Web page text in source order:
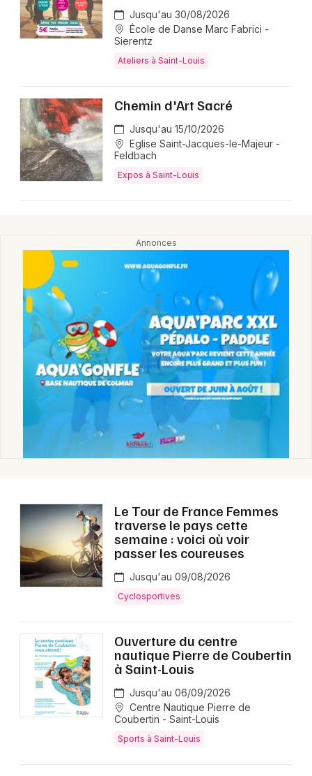
Mon email
Je m'abonne
Jusqu'au 30/08/2026
École de Danse Marc Fabrici -
Sierentz
Ateliers à Saint-Louis
Chemin d'Art Sacré
Jusqu'au 15/10/2026
Eglise Saint-Jacques-le-Majeur -
Feldbach
Expos à Saint-Louis
Le Tour de France Femmes
traverse le pays cette
semaine : voici où voir
passer les coureuses
Jusqu'au 09/08/2026
Cyclosportives
Ouverture du centre
nautique Pierre de Coubertin
à Saint-Louis
Jusqu'au 06/09/2026
Centre Nautique Pierre de
Coubertin - Saint-Louis
Sports à Saint-Louis